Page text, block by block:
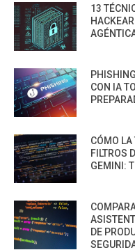
13
CON IA
CÓMO LA
FILTROS
GEMINI:
DE